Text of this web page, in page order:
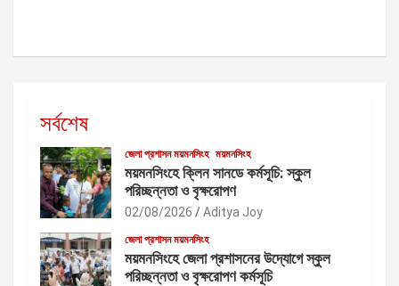
সর্বশেষ
জেলা প্রশাসন ময়মনসিংহ ময়মনসিংহ
ময়মনসিংহে ক্লিন সানডে কর্মসূচি: স্কুল
পরিচ্ছন্নতা ও বৃক্ষরোপণ
02/08/2026 Aditya Joy
জেলা প্রশাসন ময়মনসিংহ
ময়মনসিংহে জেলা প্রশাসনের উদ্যোগে স্কুল
পরিচ্ছন্নতা ও বৃক্ষরোপণ কর্মসূচি